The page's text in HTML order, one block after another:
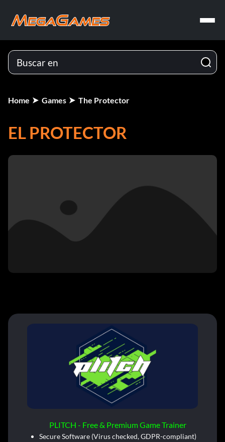
Home Games The Protector
EL PROTECTOR
PLITCH - Free & Premium Game Trainer
Secure Software (Virus checked, GDPR-compliant)